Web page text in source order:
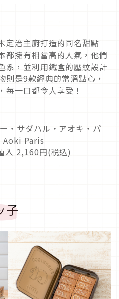
定治主廚打造的同名甜點
都擁有相當高的人氣，他們
系，並利用鐵盒的壓紋設計
則是9款經典的常溫點心，
每一口都令人享受！
・サダハル・アオキ・パ
Aoki Paris
入 2,160円(税込)
子